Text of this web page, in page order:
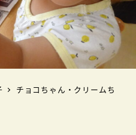
チョコちゃん・クリームち